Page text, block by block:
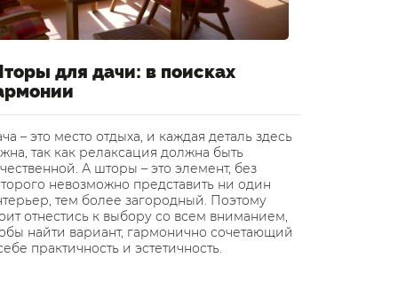
для дачи: в поисках
– это место отдыха, и каждая деталь здесь
так как релаксация должна быть
А шторы – это элемент, без
невозможно представить ни один
тем более загородный. Поэтому
отнестись к выбору со всем вниманием,
найти вариант, гармонично сочетающий
практичность и эстетичность.